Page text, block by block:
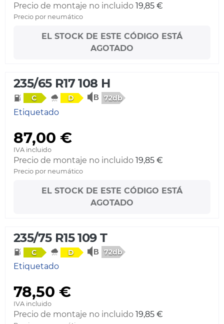
Precio de montaje no incluido 19,85 €
Precio por neumático
EL STOCK DE ESTE CÓDIGO ESTÁ
AGOTADO
235/65 R17 108 H
C D 72db
Etiquetado
87,00 €
IVA incluido
Precio de montaje no incluido 19,85 €
Precio por neumático
EL STOCK DE ESTE CÓDIGO ESTÁ
AGOTADO
235/75 R15 109 T
C D 72db
Etiquetado
78,50 €
IVA incluido
Precio de montaje no incluido 19,85 €